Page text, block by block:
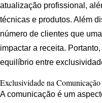
atualização profissional,
técnicas e produtos. Além
número de clientes que
impactar a receita.
equilíbrio entre
Exclusividade na Comunicação
A comunicação é um